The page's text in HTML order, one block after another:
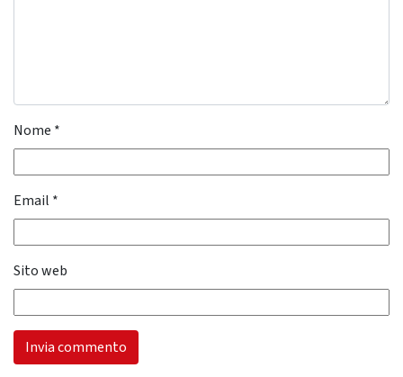
Nome *
Email *
Sito web